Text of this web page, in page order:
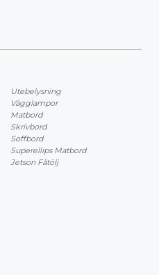
Utebelysning
Vägglampor
Matbord
Skrivbord
Soffbord
Superellips Matbord
Jetson Fåtölj